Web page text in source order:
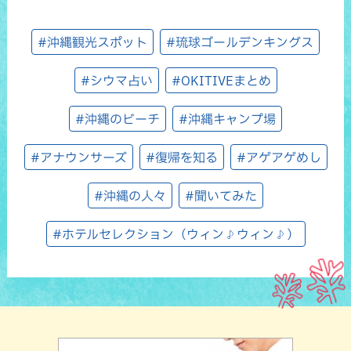
#沖縄観光スポット #琉球ゴールデンキングス
#シウマ占い #OKITIVEまとめ
#沖縄のビーチ #沖縄キャンプ場
#アナウンサーズ #復帰を知る #アゲアゲめし
#沖縄の人々 #聞いてみた
#ホテルセレクション（ウィン♪ウィン♪）